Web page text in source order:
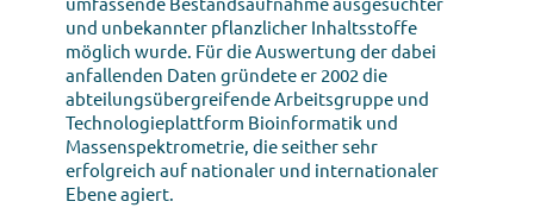
und unbekannter pflanzlicher Inhaltsstoffe
möglich wurde. Für die Auswertung der dabei
anfallenden Daten gründete er 2002 die
abteilungsübergreifende Arbeitsgruppe und
Technologieplattform Bioinformatik und
Massenspektrometrie, die seither sehr
erfolgreich auf nationaler und internationaler
Ebene agiert.